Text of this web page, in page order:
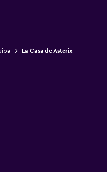
La Casa de Asterix